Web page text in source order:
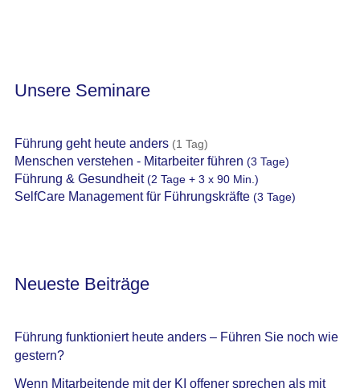
Unsere Seminare
Führung geht heute anders(1 Tag)
Menschen verstehen - Mitarbeiter führen (3 Tage)
Führung & Gesundheit(2 Tage + 3 x 90 Min.)
SelfCare Management für Führungskräfte(3 Tage)
Neueste Beiträge
Führung funktioniert heute anders – Führen Sie noch wie
gestern?
Wenn Mitarbeitende mit der KI offener sprechen als mit